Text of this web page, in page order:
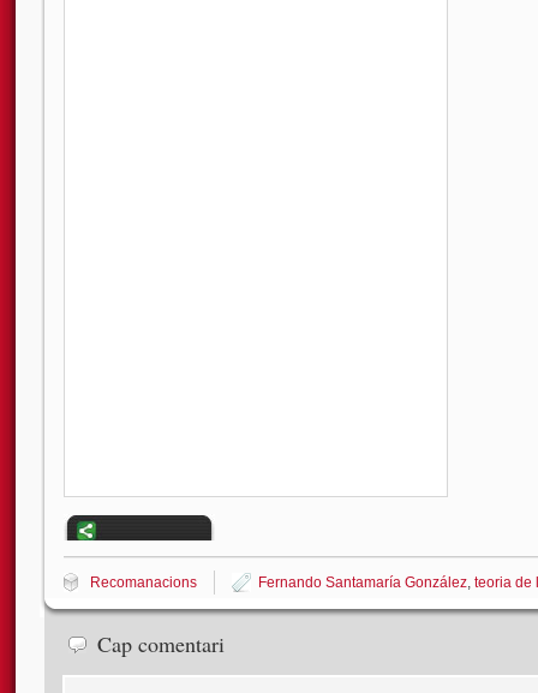
Recomanacions Fernando Santamaría González, teoria de
Cap comentari